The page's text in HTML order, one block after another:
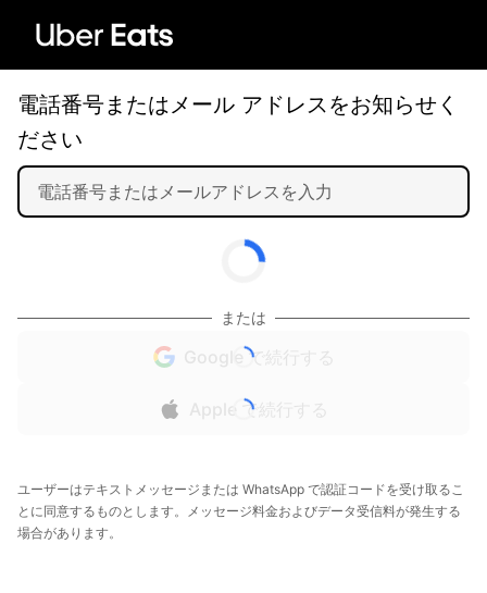
電話番号またはメール アドレスをお知らせく
ださい
または
Google で続行する
Apple で続行する
ユーザーはテキストメッセージまたは WhatsApp で認証コードを受け取るこ
とに同意するものとします。メッセージ料金およびデータ受信料が発生する
場合があります。